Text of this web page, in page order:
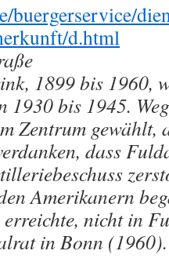
buergerservice/
d.html
1899 bis 1960,
1930 bis 1945.
Zentrum gewählt,
dass
Amerikanern
erreichte, nicht in
in Bonn (1960).